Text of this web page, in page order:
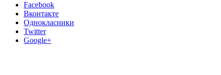
Facebook
Вконтакте
Однокласники
Twitter
Google+